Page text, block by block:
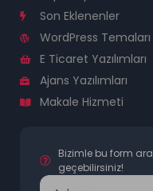
Son Eklenenler
WordPress Temaları
E Ticaret Yazılımları
Ajans Yazılımları
Makale Hizmeti
Bizimle bu form
geçebilirsiniz!